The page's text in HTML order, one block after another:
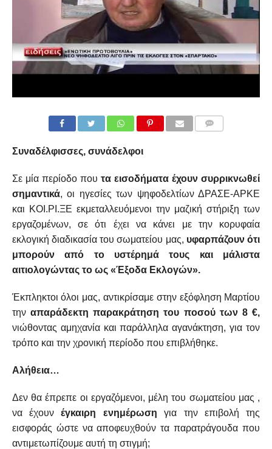
Συναδέλφισσες, συνάδελφοι
Σε μία περίοδο πουτα εισοδήματα έχουν συρρικνωθεί
σημαντικά, οι ηγεσίες των ψηφοδελτίων ΔΡΑΣΕ-ΑΡΚΕ
και ΚΟΙ.ΡΙ.ΞΕ εκμεταλλευόμενοι την μαζική στήριξη των
εργαζομένων, σε ότι έχει να κάνει με την κορυφαία
εκλογική διαδικασία του σωματείου μας, υφαρπάζουν ότι
μπορούν από το υστέρημά τους και μάλιστα
αιτιολογώντας το ως «Έξοδα Εκλογών».
Έκπληκτοι όλοι μας, αντικρίσαμε στην εξόφληση Μαρτίου
την απαράδεκτη παρακράτηση του ποσού των 8 €,
νιώθοντας αμηχανία και παράλληλα αγανάκτηση, για τον
τρόπο και την χρονική περίοδο που επιβλήθηκε.
Αλήθεια…
Δεν θα έπρεπε οι εργαζόμενοι, μέλη του σωματείου μας ,
να έχουνέγκαιρη ενημέρωση για την επιβολή της
εισφοράς ώστε να αποφευχθούν τα παρατράγουδα που
αντιμετωπίζουμε αυτή τη στιγμή;